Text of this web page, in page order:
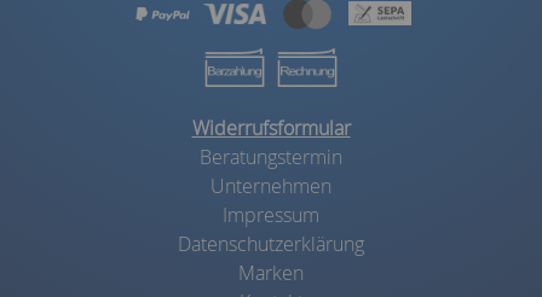
Widerrufsformular
Beratungstermin
Unternehmen
Impressum
Datenschutzerklärung
Marken